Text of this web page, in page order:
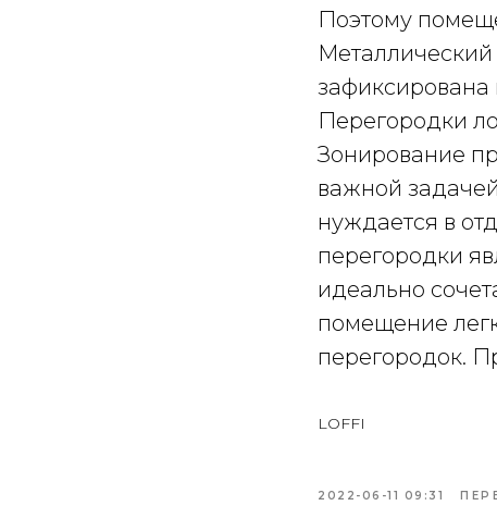
Поэтому
зафиксирована
Перегородки
Зонирование
важной
нуждается в
перегородки
идеально
помещение
перегородок.
LOFFI
2022-06-11 09:31